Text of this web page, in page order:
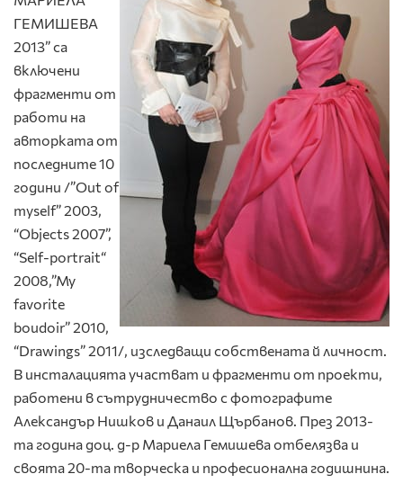
ГЕМИШЕВА
2013”са
включени
фрагменти от
работи на
авторката от
последните 10
години /”Out of
myself” 2003,
“Objects 2007”,
“Self-portrait“
2008,”My
favorite
boudoir” 2010,
“Drawings” 2011/, изследващи собствената й личност.
В инсталацията участват и фрагменти от проекти,
работени в сътрудничество с фотографите
Александър Нишков и Данаил Щърбанов. През 2013-
та година доц. д-р Мариела Гемишева отбелязва и
своята 20-та творческа и професионална годишнина.